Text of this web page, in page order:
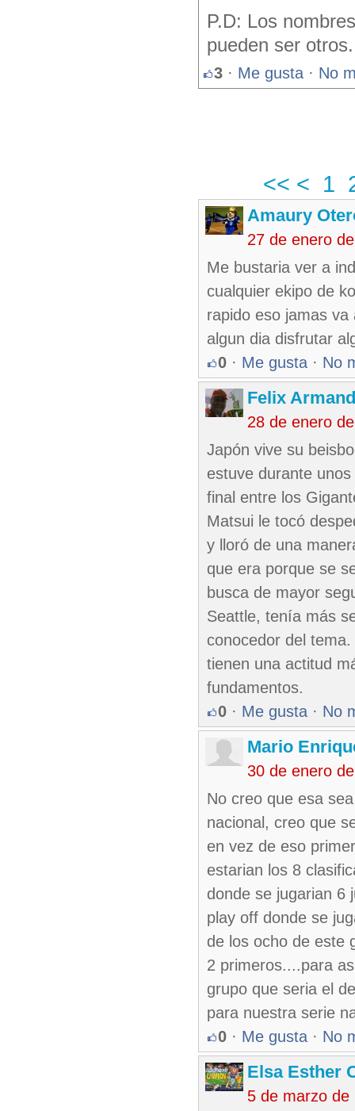
P.D: Los
pueden ser
3 · Me gusta · No
<< < 1
Amaury
27 de enero
Me bustaria ver a
cualquier ekipo de
rapido eso jamas
algun dia disfrutar
0 · Me gusta · No
Felix
28 de enero
Japón vive su
estuve durante
final entre los
Matsui le tocó
y lloró de una
que era porque se
busca de mayor
Seattle, tenía más
conocedor del
tienen una actitud
fundamentos.
0 · Me gusta · No
Mario
30 de enero
No creo que esa
nacional, creo que
en vez de eso
estarian los 8
donde se jugarian 6
play off donde se
de los ocho de este
2 primeros....para
grupo que seria el
para nuestra serie
0 · Me gusta · No
Elsa Esther
5 de marzo de